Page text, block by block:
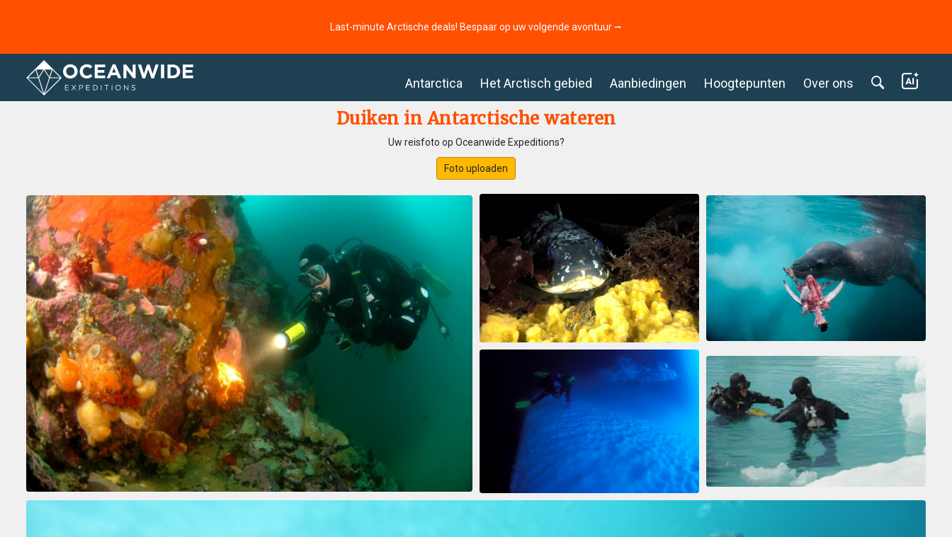
Last-minute Arctische deals! Bespaar op uw volgende avontuur ⭢
Antarctica Het Arctisch gebied Aanbiedingen Hoogtepunten Over ons
Home Fotogallerij
Duiken in Antarctische wateren
Uw reisfoto op Oceanwide Expeditions?
Foto uploaden